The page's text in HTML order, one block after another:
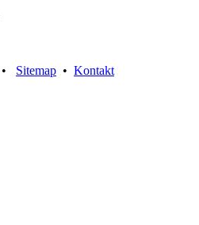
• Sitemap • Kontakt